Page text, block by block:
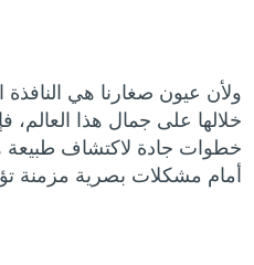
ولأن عيون صغارنا هي
خلالها على جمال هذا العالم،
خطوات جادة لاكتشاف طبيعة
أمام مشكلات بصرية مزمنة